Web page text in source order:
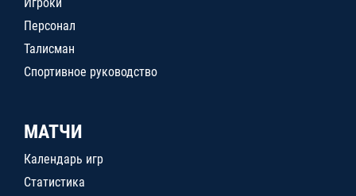
Персонал
Талисман
Спортивное руководство
МАТЧИ
Календарь игр
Статистика